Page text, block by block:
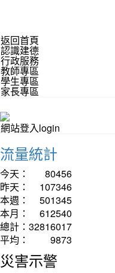
返回首頁
認識建德
行政服務
教師專區
學生專區
家長專區
網站登入login
流量統計
今天：
80456
昨天：
107346
本週：
501345
本月：
612540
總計： 32816017
平均：
9873
災害示警